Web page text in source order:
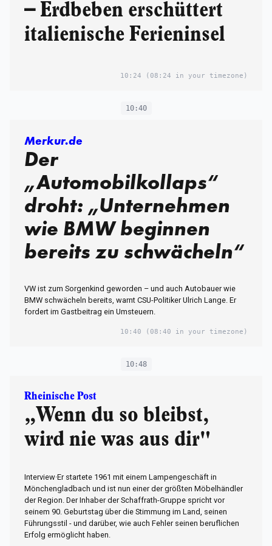
– Erdbeben erschüttert
italienische Ferieninsel
10:24 (08:24 in your timezone)
10:40
Merkur.de
Der
„Automobilkollaps“
droht: „Unternehmen
wie BMW beginnen
bereits zu schwächeln“
VW ist zum Sorgenkind geworden – und auch Autobauer wie
BMW schwächeln bereits, warnt CSU-Politiker Ulrich Lange. Er
fordert im Gastbeitrag ein Umsteuern.
10:40 (08:40 in your timezone)
10:48
Rheinische Post
„Wenn du so bleibst,
wird nie was aus dir"
Interview·Er startete 1961 mit einem Lampengeschäft in
Mönchengladbach und ist nun einer der größten Möbelhändler
der Region. Der Inhaber der Schaffrath-Gruppe spricht vor
seinem 90. Geburtstag über die Stimmung im Land, seinen
Führungsstil - und darüber, wie auch Fehler seinen beruflichen
Erfolg ermöglicht haben.